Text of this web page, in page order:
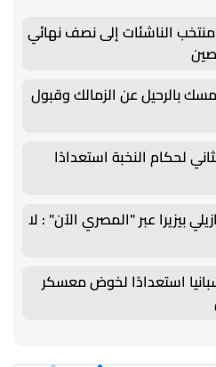
منتخب الناشئات إلى نصف نهائي
بالرحيل عن الزمالك وقبول
لحكام النخبة استعدادًا
بيزيرا عبر "المصري الآن" : لا
استعدادًا لخوض معسكر